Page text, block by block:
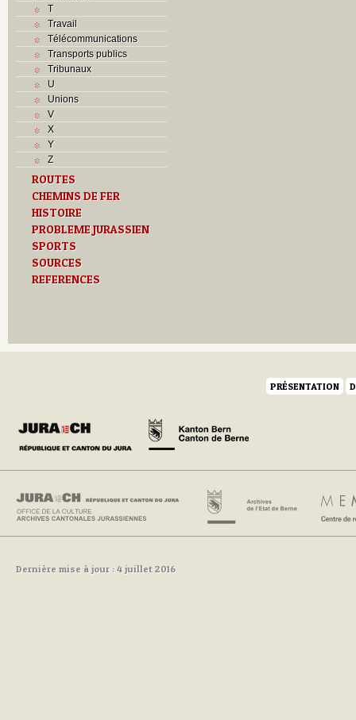
T
Travail
Télécommunications
Transports publics
Tribunaux
U
Unions
V
X
Y
Z
ROUTES
CHEMINS DE FER
HISTOIRE
PROBLEME JURASSIEN
SPORTS
SOURCES
REFERENCES
PRÉSENTATION
Dernière mise à jour : 4 juillet 2016